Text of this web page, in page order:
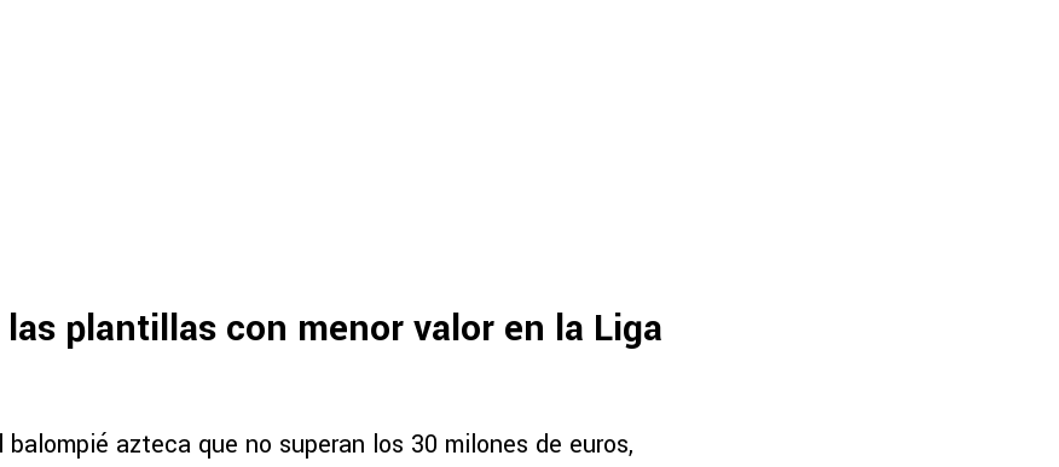
las plantillas con menor valor en la Liga
azteca que no superan los 30 milones de euros,